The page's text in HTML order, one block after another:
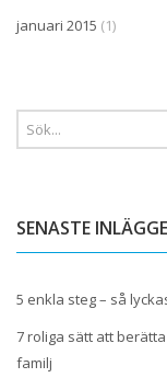
januari 2015 (1)
SENASTE
5 enkla steg – så
7 roliga sätt att
familj